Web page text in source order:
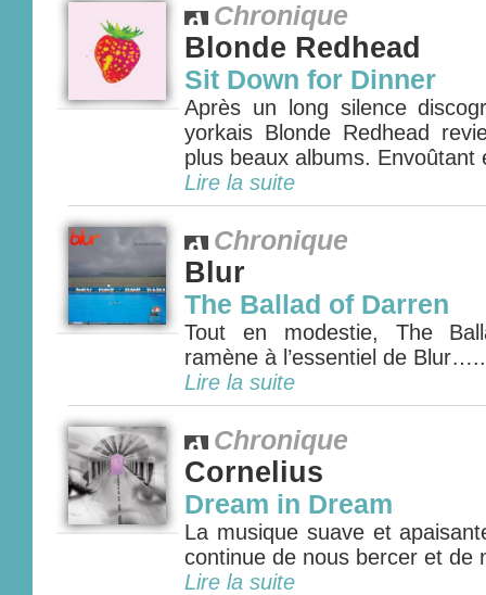
Chronique
Blonde Redhead
Sit Down for Dinner
Après un long silence
yorkais Blonde Redhead
plus beaux albums. Envoûtant
Lire la suite
Chronique
Blur
The Ballad of Darren
Tout en modestie, The
ramène à l’essentiel de
Lire la suite
Chronique
Cornelius
Dream in Dream
La musique suave et
continue de nous bercer et
Lire la suite